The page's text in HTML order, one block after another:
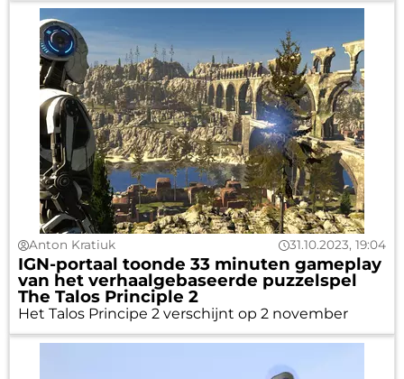
Anton Kratiuk 31.10.2023, 19:04
IGN-portaal toonde 33 minuten gameplay
van het verhaalgebaseerde puzzelspel
The Talos Principle 2
Het Talos Principe 2 verschijnt op 2 november